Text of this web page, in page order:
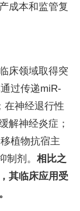
成本和监管复
床领域取得突
过传递miR-
在神经退行性
解神经炎症；
植物抗宿主
剂。 相比之
其临床应用受